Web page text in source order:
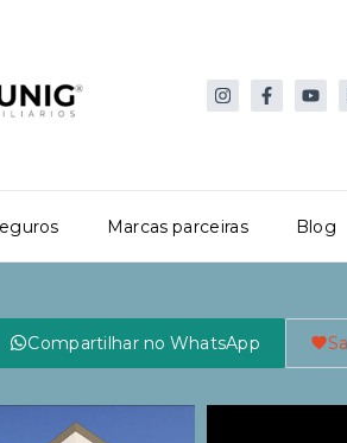
Marcas parceiras Blog
Compartilhar no WhatsApp